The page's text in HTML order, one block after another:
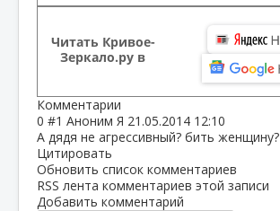
Читать Кривое-
Зеркало.ру в
Комментарии
0 #1 Аноним Я 21.05.2014 12:10
А дядя не агрессивный? бить женщину?
Цитировать
Обновить список комментариев
RSS лента комментариев этой записи
Добавить комментарий